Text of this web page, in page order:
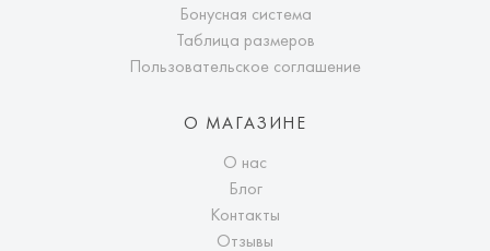
Бонусная система
Таблица размеров
Пользовательское соглашение
О МАГАЗИНЕ
О нас
Блог
Контакты
Отзывы